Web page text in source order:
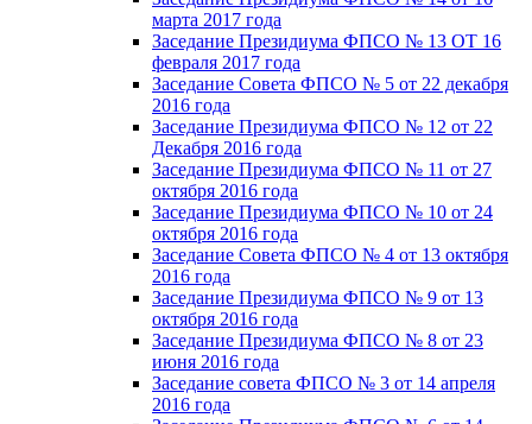
марта 2017 года
Заседание Президиума ФПСО № 13 ОТ 16
февраля 2017 года
Заседание Совета ФПСО № 5 от 22 декабря
2016 года
Заседание Президиума ФПСО № 12 от 22
Декабря 2016 года
Заседание Президиума ФПСО № 11 от 27
октября 2016 года
Заседание Президиума ФПСО № 10 от 24
октября 2016 года
Заседание Совета ФПСО № 4 от 13 октября
2016 года
Заседание Президиума ФПСО № 9 от 13
октября 2016 года
Заседание Президиума ФПСО № 8 от 23
июня 2016 года
Заседание совета ФПСО № 3 от 14 апреля
2016 года